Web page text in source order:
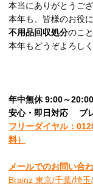
本当にありがとうござ
本年も、皆様のお役
不用品回収処分のこ
本年もどうぞよろし
年中無休 9:00～
安心・即日対応
ブ
フリーダイヤル：
料）
メールでのお問い合
Brainz 東京/千葉/埼